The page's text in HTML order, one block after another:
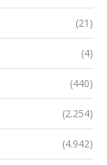
(21)
(4)
(440)
(2.254)
(4.942)